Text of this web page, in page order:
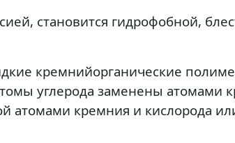
становится гидрофобной,
кремнийорганические
углерода заменены
атомами кремния и кислорода